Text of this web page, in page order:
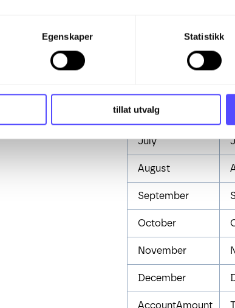
Egenskaper Statistikk
tillat utvalg
June
July
August
September
October
November
December
AccountAmount